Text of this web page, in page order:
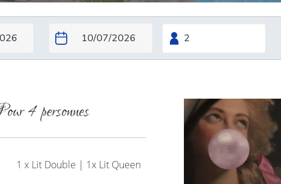
4 personnes
1 x Lit Double | 1x Lit Queen